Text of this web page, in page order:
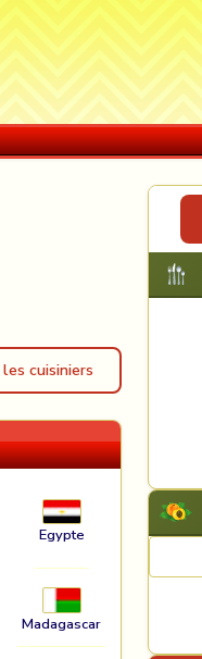
cuisiniers
Egypte
Madagascar